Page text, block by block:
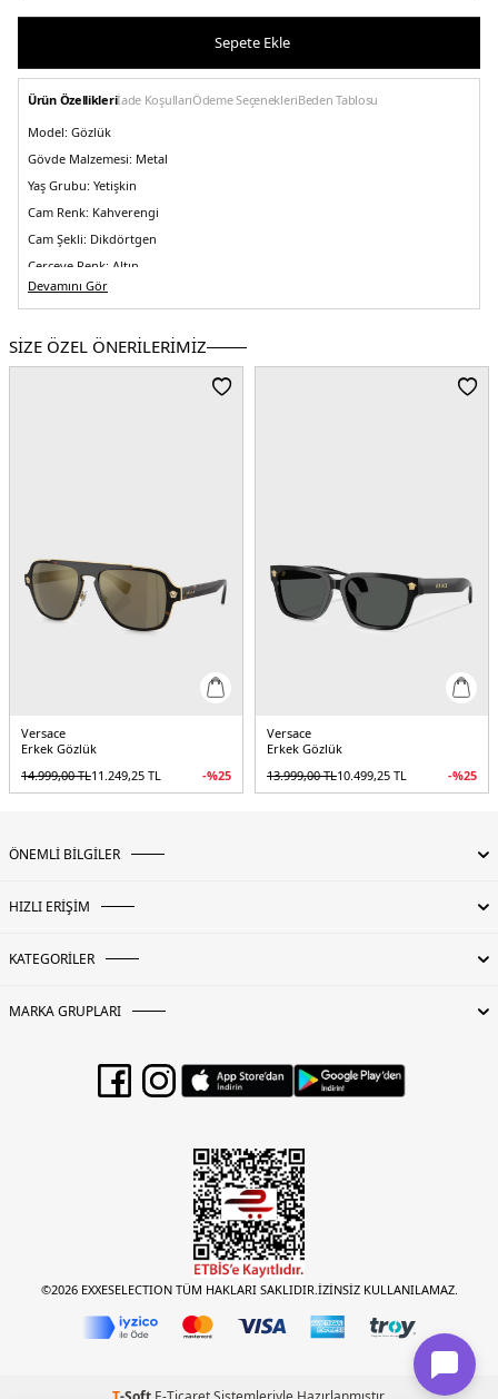
Sepete Ekle
Ürün Özellikleriİade KoşullarıÖdeme SeçenekleriBeden Tablosu
Model: Gözlük
Gövde Malzemesi: Metal
Yaş Grubu: Yetişkin
Cam Renk: Kahverengi
Cam Şekli: Dikdörtgen
Çerçeve Renk: Altın
Ekartman:54 mm
Köprü Ölçüsü:16 mm
Sap Uzunluğu:145 mm
Devamını Gör
SİZE ÖZEL ÖNERİLERİMİZ
Versace
Erkek Gözlük
14.999,00TL11.249,25 TL -%25
Versace
Erkek Gözlük
13.999,00TL10.499,25 TL -%25
ÖNEMLİ BİLGİLER
HIZLI ERİŞİM
KATEGORİLER
MARKA GRUPLARI
©2026 EXXESELECTION TÜM HAKLARI SAKLIDIR.İZİNSİZ KULLANILAMAZ.